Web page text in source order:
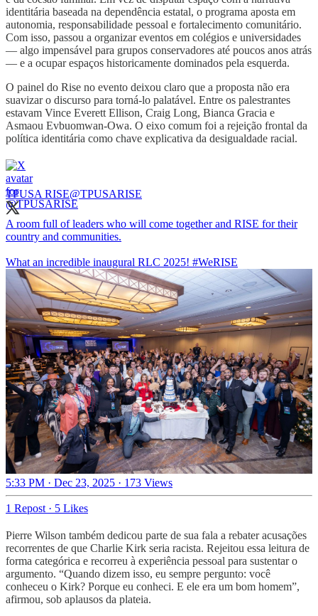
identitária baseada na dependência estatal, o programa aposta em
autonomia, responsabilidade pessoal e fortalecimento comunitário.
Com isso, passou a organizar eventos em colégios e universidades
— algo impensável para grupos conservadores até poucos anos atrás
— e a ocupar espaços historicamente dominados pela esquerda.
O painel do Rise no evento deixou claro que a proposta não era
suavizar o discurso para torná-lo palatável. Entre os palestrantes
estavam Vince Everett Ellison, Craig Long, Bianca Gracia e
Asmaou Evbuomwan-Owa. O eixo comum foi a rejeição frontal da
política identitária como chave explicativa da desigualdade racial.
TPUSA RISE@TPUSARISE
A room full of leaders who will come together and RISE for their
country and communities.
What an incredible inaugural RLC 2025! #WeRISE
5:33 PM · Dec 23, 2025 · 173 Views
1 Repost · 5 Likes
Pierre Wilson também dedicou parte de sua fala a rebater acusações
recorrentes de que Charlie Kirk seria racista. Rejeitou essa leitura de
forma categórica e recorreu à experiência pessoal para sustentar o
argumento. “Quando dizem isso, eu sempre pergunto: você
conheceu o Kirk? Porque eu conheci. E ele era um bom homem”,
afirmou, sob aplausos da plateia.